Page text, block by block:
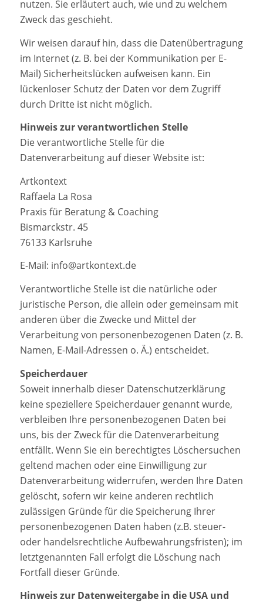
nutzen. Sie erläutert auch, wie und zu welchem
Zweck das geschieht.
Wir weisen darauf hin, dass die Datenübertragung
im Internet (z. B. bei der Kommunikation per E-
Mail) Sicherheitslücken aufweisen kann. Ein
lückenloser Schutz der Daten vor dem Zugriff
durch Dritte ist nicht möglich.
Hinweis zur verantwortlichen Stelle
Die verantwortliche Stelle für die
Datenverarbeitung auf dieser Website ist:
Artkontext
Raffaela La Rosa
Praxis für Beratung & Coaching
Bismarckstr. 45
76133 Karlsruhe
E-Mail: info@artkontext.de
Verantwortliche Stelle ist die natürliche oder
juristische Person, die allein oder gemeinsam mit
anderen über die Zwecke und Mittel der
Verarbeitung von personenbezogenen Daten (z. B.
Namen, E-Mail-Adressen o. Ä.) entscheidet.
Speicherdauer
Soweit innerhalb dieser Datenschutzerklärung
keine speziellere Speicherdauer genannt wurde,
verbleiben Ihre personenbezogenen Daten bei
uns, bis der Zweck für die Datenverarbeitung
entfällt. Wenn Sie ein berechtigtes Löschersuchen
geltend machen oder eine Einwilligung zur
Datenverarbeitung widerrufen, werden Ihre Daten
gelöscht, sofern wir keine anderen rechtlich
zulässigen Gründe für die Speicherung Ihrer
personenbezogenen Daten haben (z.B. steuer-
oder handelsrechtliche Aufbewahrungsfristen); im
letztgenannten Fall erfolgt die Löschung nach
Fortfall dieser Gründe.
Hinweis zur Datenweitergabe in die USA und